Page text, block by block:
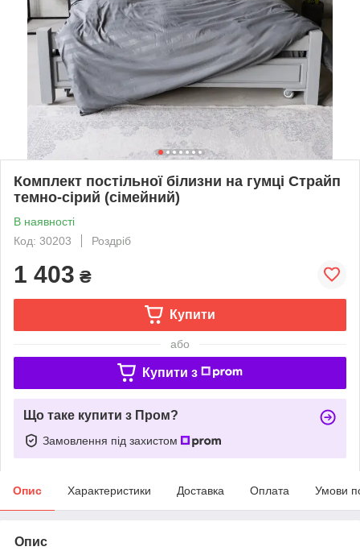
Комплект постільної білизни на гумці Страйп
темно-сірий (сімейний)
В наявності
Код: 30203
Роздріб
1 403 ₴
Купити
або
Купити з
Що таке купити з Пром?
Замовлення під захистом
Опис Характеристики Доставка Оплата Умови
Опис